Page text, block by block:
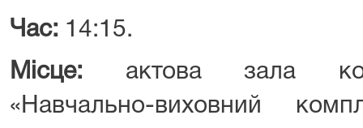
Час: 14:15.
Місце: актова зала
«Навчально-виховний